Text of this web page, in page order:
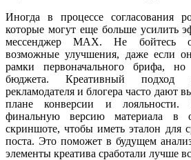
Иногда в процессе согласования
которые могут еще больше усилить
мессенджер MAX. Не бойтесь
возможные улучшения, даже если
рамки первоначального брифа,
бюджета. Креативный
рекламодателя и блогера часто дают
плане конверсии и лояльности.
финальную версию материала в
скриншоте, чтобы иметь эталон для
поста. Это поможет в будущем
элементы креатива сработали лучше